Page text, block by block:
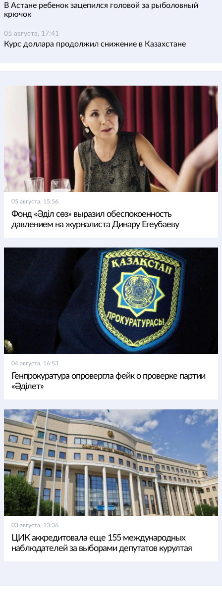
В Астане ребенок зацепился головой за рыболовный
крючок
05 августа, 17:41
Курс доллара продолжил снижение в Казахстане
05 августа, 15:56
Фонд «Әділ сөз» выразил обеспокоенность
давлением на журналиста Динару Егеубаеву
04 августа, 16:53
Генпрокуратура опровергла фейк о проверке партии
«Әділет»
03 августа, 13:36
ЦИК аккредитовала еще 155 международных
наблюдателей за выборами депутатов курултая